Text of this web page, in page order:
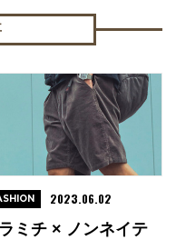
ミチ × ノンネイテ
2023.06.02